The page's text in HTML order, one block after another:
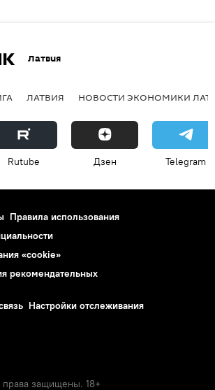
Латвия
ЛАТВИЯ НОВОСТИ ЭКОНОМИКИ
Rutube Дзен Telegram
Правила использования
«cookie»
рекомендательных
Настройки отслеживания
защищены. 18+